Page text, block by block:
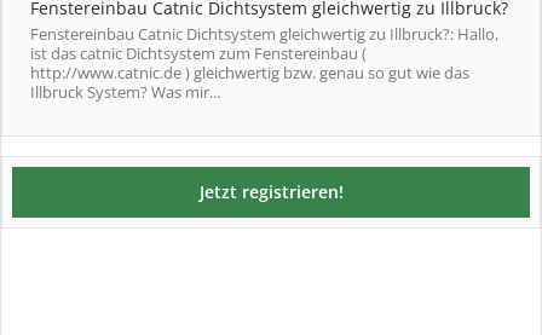
Fenstereinbau Catnic Dichtsystem gleichwertig zu Illbruck?
Fenstereinbau Catnic Dichtsystem gleichwertig zu Illbruck?: Hallo,
ist das catnic Dichtsystem zum Fenstereinbau (
http://www.catnic.de ) gleichwertig bzw. genau so gut wie das
Illbruck System? Was mir...
Jetzt registrieren!